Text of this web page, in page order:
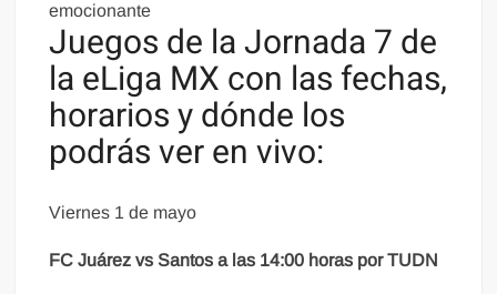
emocionante
Juegos de la Jornada 7 de
la eLiga MX con las fechas,
horarios y dónde los
podrás ver en vivo:
Viernes 1 de mayo
FC Juárez vs Santos a las 14:00 horas por TUDN